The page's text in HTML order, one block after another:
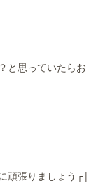
と思っていたらお
頑張りましょう┌|